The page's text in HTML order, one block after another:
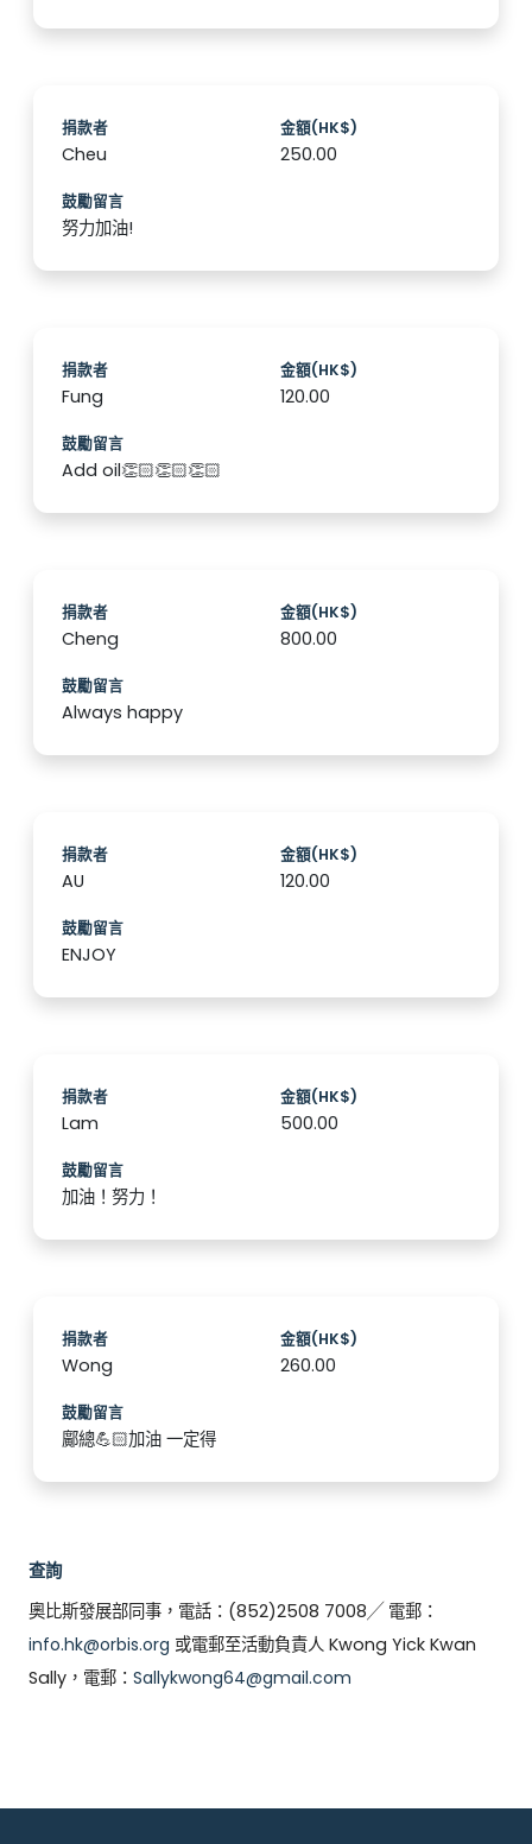
捐款者
Cheu
金額(HK$)
250.00
鼓勵留言
努力加油!
捐款者
Fung
金額(HK$)
120.00
鼓勵留言
Add oil👏🏻👏🏻👏🏻
捐款者
Cheng
金額(HK$)
800.00
鼓勵留言
Always happy
捐款者
AU
金額(HK$)
120.00
鼓勵留言
ENJOY
捐款者
Lam
金額(HK$)
500.00
鼓勵留言
加油！努力！
捐款者
Wong
金額(HK$)
260.00
鼓勵留言
鄺總💪🏻加油 一定得
查詢
奧比斯發展部同事，電話：(852)2508 7008╱ 電郵：
info.hk@orbis.org 或電郵至活動負責人 Kwong Yick Kwan
Sally，電郵： Sallykwong64@gmail.com